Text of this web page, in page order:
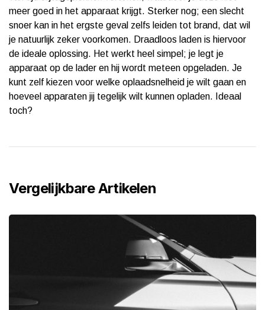
meer goed in het apparaat krijgt. Sterker nog; een slecht
snoer kan in het ergste geval zelfs leiden tot brand, dat wil
je natuurlijk zeker voorkomen. Draadloos laden is hiervoor
de ideale oplossing. Het werkt heel simpel; je legt je
apparaat op de lader en hij wordt meteen opgeladen. Je
kunt zelf kiezen voor welke oplaadsnelheid je wilt gaan en
hoeveel apparaten jij tegelijk wilt kunnen opladen. Ideaal
toch?
Vergelijkbare Artikelen